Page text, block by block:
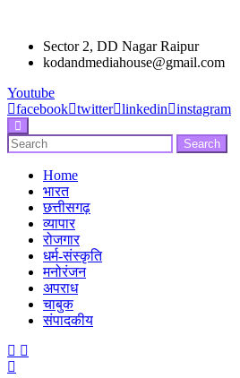
Sector 2, DD Nagar Raipur
kodandmediahouse@gmail.com
Youtube
facebook twitter linkedin instagram
Enter
Keyword
Search
for:
Search
Search
Home
भारत
छत्तीसगढ़
व्यापार
रोजगार
धर्म-संस्कृति
मनोरंजन
अपराध
चाबुक
संपादकीय